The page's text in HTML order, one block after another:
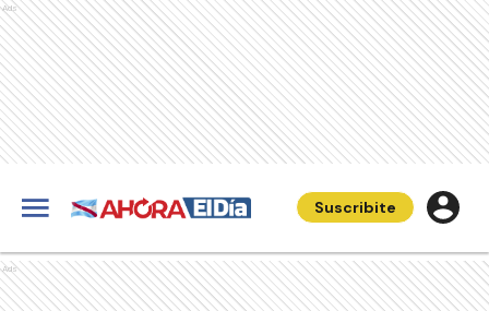
Ads
Suscribite
Ads